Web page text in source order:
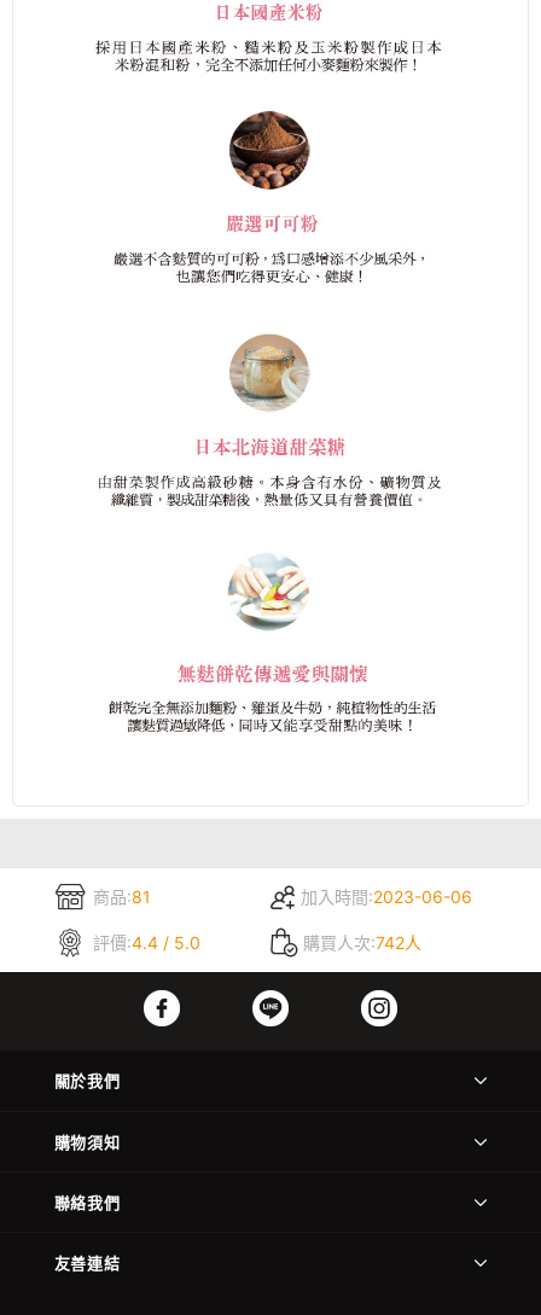
商品:81 加入時間:2023-06-06
評價:4.4 / 5.0 購買人次:742人
關於我們
購物須知
聯絡我們
友善連結